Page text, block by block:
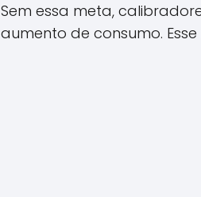
Sem essa meta,
aumento de consumo.